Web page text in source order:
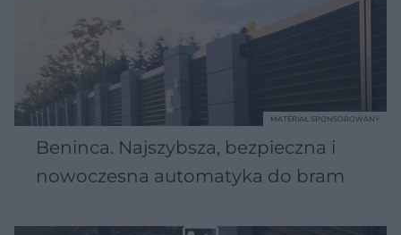
Beninca. Najszybsza, bezpieczna i
nowoczesna automatyka do bram
MATERIAŁ SPONSOROWANY